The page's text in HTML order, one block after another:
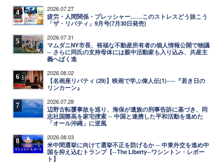
4 2026.07.27
疲労・人間関係・プレッシャー……このストレスどう抜こう
「ザ・リバティ」9月号(7月30日発売)
5 2026.07.31
マムダニNY市長、裕福な不動産所有者の個人情報公開で物議
─ さらに同氏の支持母体には親中活動家も入り込み、共産主
義へばく進
6 2026.08.02
【名画座リバティ (29)】映画で学ぶ偉人伝(1)──『若き日の
リンカーン』
7 2026.07.28
辺野古転覆事故を巡り、海保が遺族の刑事告訴に基づき、同
志社国際高を家宅捜索 ─ 中国と連携した平和活動を進めた
「オール沖縄」に逆風
8 2026.08.03
米中間選挙に向けて選挙不正を防げるか ─ 中東外交を進め中
国を抑え込むトランプ【─The Liberty─ワシントン・レポー
ト】